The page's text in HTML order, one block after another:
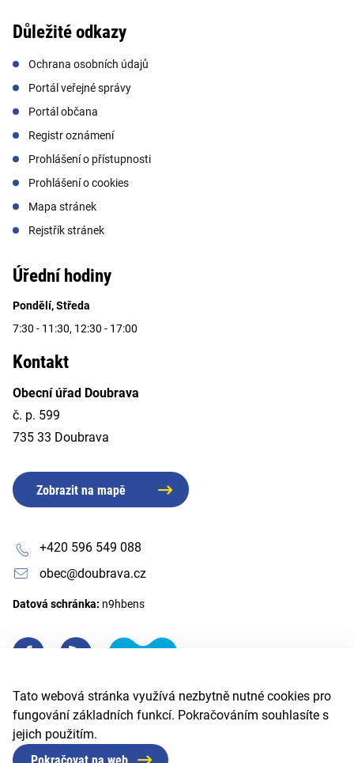
Tato webová stránka využívá nezbytně nutné cookies pro
fungování základních funkcí. Pokračováním souhlasíte s
jejich použitím.
Důležité odkazy
Ochrana osobních údajů
Portál veřejné správy
Portál občana
Registr oznámení
Prohlášení o přístupnosti
Prohlášení o cookies
Mapa stránek
Rejstřík stránek
Úřední hodiny
Pondělí, Středa
7:30 - 11:30, 12:30 - 17:00
Kontakt
Obecní úřad Doubrava
č. p. 599
735 33 Doubrava
Zobrazit na mapě
+420 596 549 088
obec@doubrava.cz
Datová schránka: n9hbens